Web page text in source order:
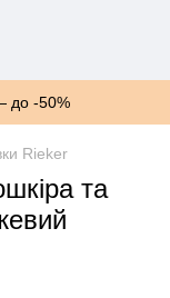
до -50%
Rieker
та